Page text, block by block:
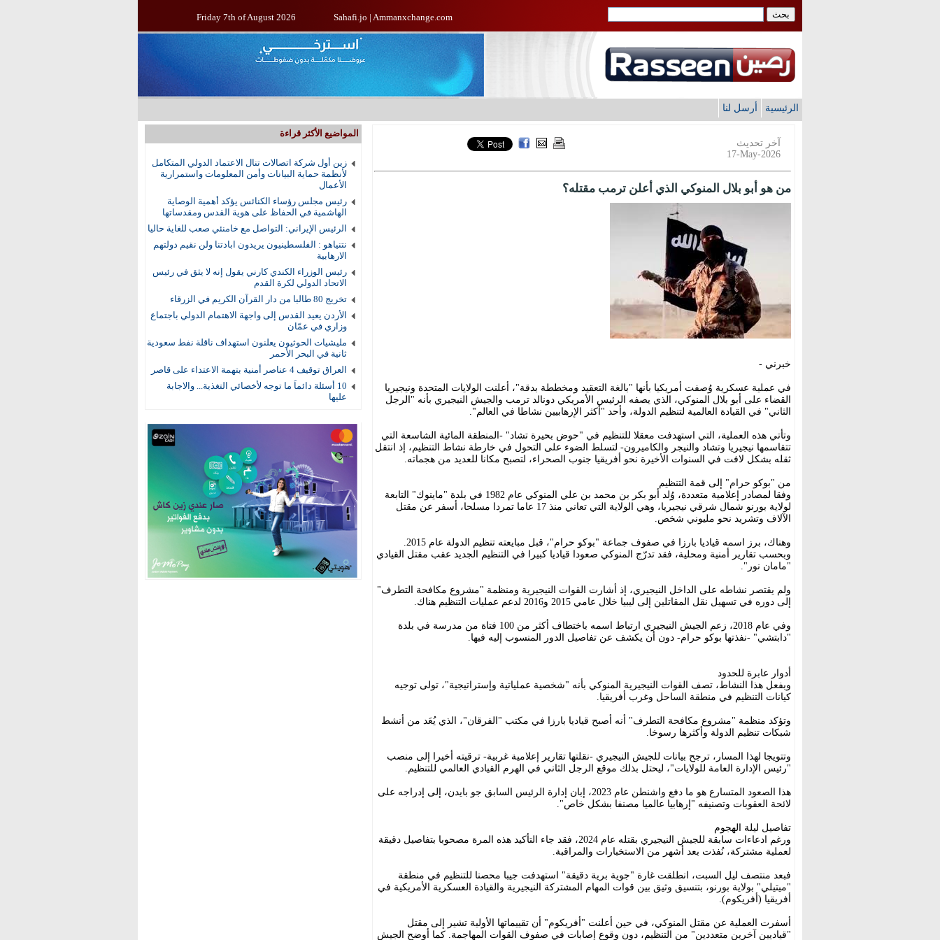
Friday 7th of August 2026 Sahafi.jo | Ammanxchange.com
الرئيسية أرسل لنا
المواضيع الأكثر قراءة
زين أول شركة اتصالات تنال الاعتماد الدولي المتكامل
لأنظمة حماية البيانات وأمن المعلومات واستمرارية
الأعمال
رئيس مجلس رؤساء الكنائس يؤكد أهمية الوصاية
الهاشمية في الحفاظ على هوية القدس ومقدساتها
الرئيس الإيراني: التواصل مع خامنئي صعب للغاية حاليا
نتنياهو : الفلسطينيون يريدون ابادتنا ولن نقيم دولتهم
الارهابية
رئيس الوزراء الكندي كارني يقول إنه لا يثق في رئيس
الاتحاد الدولي لكرة القدم
تخريج 80 طالبا من دار القرآن الكريم في الزرقاء
الأردن يعيد القدس إلى واجهة الاهتمام الدولي باجتماع
وزاري في عمّان
مليشيات الحوثيون يعلنون استهداف ناقلة نفط سعودية
ثانية في البحر الأحمر
العراق توقيف 4 عناصر أمنية بتهمة الاعتداء على قاصر
10 أسئلة دائماً ما توجه لأخصائي التغذية... والاجابة
عليها
آخر تحديث
17-May-2026
من هو أبو بلال المنوكي الذي أعلن ترمب مقتله؟
خبرني -
في عملية عسكرية وُصفت أمريكيا بأنها "بالغة التعقيد ومخططة بدقة"، أعلنت الولايات المتحدة ونيجيريا
القضاء على أبو بلال المنوكي، الذي يصفه الرئيس الأمريكي دونالد ترمب والجيش النيجيري بأنه "الرجل
الثاني" في القيادة العالمية لتنظيم الدولة، وأحد "أكثر الإرهابيين نشاطا في العالم".
وتأتي هذه العملية، التي استهدفت معقلا للتنظيم في "حوض بحيرة تشاد" -المنطقة المائية الشاسعة التي
تتقاسمها نيجيريا وتشاد والنيجر والكاميرون- لتسلط الضوء على التحول في خارطة نشاط التنظيم، إذ انتقل
ثقله بشكل لافت في السنوات الأخيرة نحو أفريقيا جنوب الصحراء، لتصبح مكانا للعديد من هجماته.
من "بوكو حرام" إلى قمة التنظيم
وفقا لمصادر إعلامية متعددة، وُلد أبو بكر بن محمد بن علي المنوكي عام 1982 في بلدة "ماينوك" التابعة
لولاية بورنو شمال شرقي نيجيريا، وهي الولاية التي تعاني منذ 17 عاما تمردا مسلحا، أسفر عن مقتل
الآلاف وتشريد نحو مليوني شخص.
وبحسب تقارير أمنية ومحلية، فقد تدرّج المنوكي صعودا قياديا كبيرا في التنظيم الجديد عقب مقتل القيادي
"مامان نور".
ولم يقتصر نشاطه على الداخل النيجيري، إذ أشارت القوات النيجيرية ومنظمة "مشروع مكافحة التطرف"
إلى دوره في تسهيل نقل المقاتلين إلى ليبيا خلال عامي 2015 و2016 لدعم عمليات التنظيم هناك.
وفي عام 2018، زعم الجيش النيجيري ارتباط اسمه باختطاف أكثر من 100 فتاة من مدرسة في بلدة
"دابتشي" -نفذتها بوكو حرام- دون أن يكشف عن تفاصيل الدور المنسوب إليه فيها.
أدوار عابرة للحدود
وبفعل هذا النشاط، تصف القوات النيجيرية المنوكي بأنه "شخصية عملياتية وإستراتيجية"، تولى توجيه
كيانات التنظيم في منطقة الساحل وغرب أفريقيا.
وتؤكد منظمة "مشروع مكافحة التطرف" أنه أصبح قياديا بارزا في مكتب "الفرقان"، الذي يُعَد من أنشط
شبكات تنظيم الدولة وأكثرها رسوخا.
وتتويجا لهذا المسار، ترجح بيانات للجيش النيجيري -نقلتها تقارير إعلامية غربية- ترقيته أخيرا إلى منصب
"رئيس الإدارة العامة للولايات"، ليحتل بذلك موقع الرجل الثاني في الهرم القيادي العالمي للتنظيم.
هذا الصعود المتسارع هو ما دفع واشنطن عام 2023، إبان إدارة الرئيس السابق جو بايدن، إلى إدراجه على
لائحة العقوبات وتصنيفه "إرهابيا عالميا مصنفا بشكل خاص".
تفاصيل ليلة الهجوم
ورغم ادعاءات سابقة للجيش النيجيري بقتله عام 2024، فقد جاء التأكيد هذه المرة مصحوبا بتفاصيل دقيقة
لعملية مشتركة، نُفذت بعد أشهر من الاستخبارات والمراقبة.
فبعد منتصف ليل السبت، انطلقت غارة "جوية برية دقيقة" استهدفت جيبا محصنا للتنظيم في منطقة
"ميتيلي" بولاية بورنو، بتنسيق وثيق بين قوات المهام المشتركة النيجيرية والقيادة العسكرية الأمريكية في
أفريقيا (أفريكوم).
أسفرت العملية عن مقتل المنوكي، في حين أعلنت "أفريكوم" أن تقييماتها الأولية تشير إلى مقتل
"قياديين آخرين متعددين" من التنظيم، دون وقوع إصابات في صفوف القوات المهاجمة. كما أوضح الجيش